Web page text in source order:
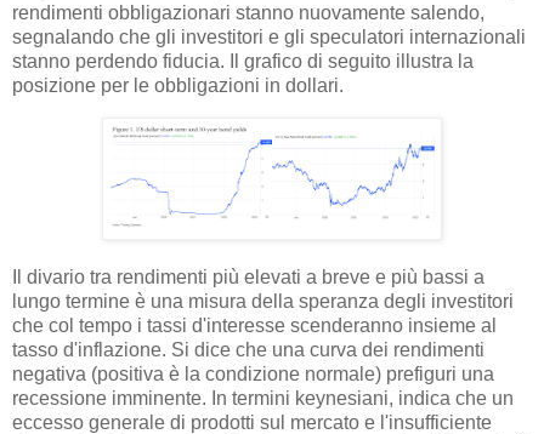
rendimenti obbligazionari stanno nuovamente salendo,
segnalando che gli investitori e gli speculatori internazionali
stanno perdendo fiducia. Il grafico di seguito illustra la
posizione per le obbligazioni in dollari.
Il divario tra rendimenti più elevati a breve e più bassi a
lungo termine è una misura della speranza degli investitori
che col tempo i tassi d'interesse scenderanno insieme al
tasso d'inflazione. Si dice che una curva dei rendimenti
negativa (positiva è la condizione normale) prefiguri una
recessione imminente. In termini keynesiani, indica che un
eccesso generale di prodotti sul mercato e l'insufficiente